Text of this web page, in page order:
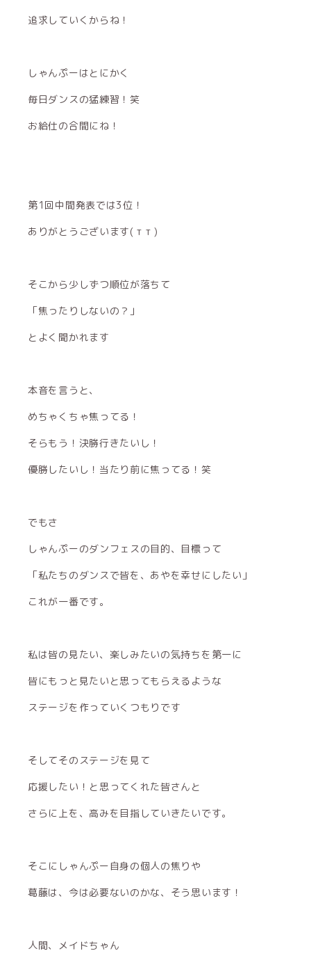
追求していくからね！
しゃんぷーはとにかく
毎日ダンスの猛練習！笑
お給仕の合間にね！
第1回中間発表では3位！
ありがとうございます( т т )
そこから少しずつ順位が落ちて
「焦ったりしないの？」
とよく聞かれます
本音を言うと、
めちゃくちゃ焦ってる！
そらもう！決勝行きたいし！
優勝したいし！当たり前に焦ってる！笑
でもさ
しゃんぷーのダンフェスの目的、目標って
「私たちのダンスで皆を、あやを幸せにしたい」
これが一番です。
私は皆の見たい、楽しみたいの気持ちを第一に
皆にもっと見たいと思ってもらえるような
ステージを作っていくつもりです
そしてそのステージを見て
応援したい！と思ってくれた皆さんと
さらに上を、高みを目指していきたいです。
そこにしゃんぷー自身の個人の焦りや
葛藤は、今は必要ないのかな、そう思います！
人間、メイドちゃん